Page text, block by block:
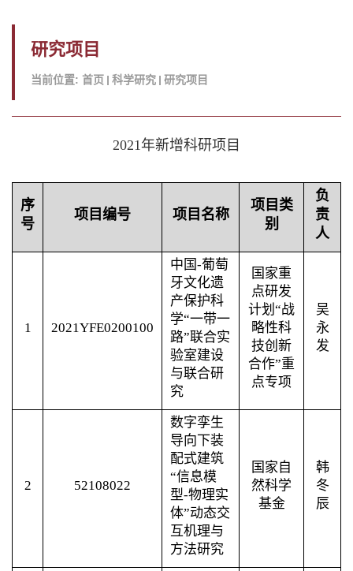
研究项目
当前位置: 首页 科学研究 研究项目
2021年新增科研项目
序
号
项目编号 项目名称
项目类
别
负
责
人
1 2021YFE0200100
中国-葡萄
牙文化遗
产保护科
学“一带一
路”联合实
验室建设
与联合研
究
国家重
点研发
计划“战
略性科
技创新
合作”重
点专项
吴
永
发
2 52108022
数字孪生
导向下装
配式建筑
“信息模
型-物理实
体”动态交
互机理与
方法研究
国家自
然科学
基金
韩
冬
辰